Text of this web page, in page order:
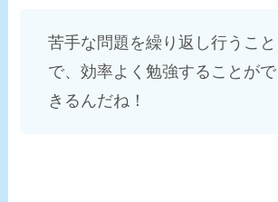
苦手な問題を繰り返し行うこと
で、効率よく勉強することがで
きるんだね！